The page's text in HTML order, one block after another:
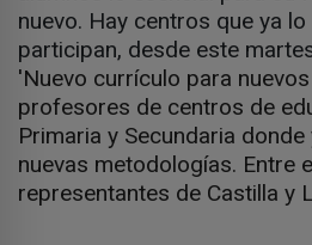
nuevo. Hay centros que ya
participan, desde este
'Nuevo currículo para
profesores de centros de
Primaria y Secundaria
nuevas metodologías. Entre
representantes de Castilla y